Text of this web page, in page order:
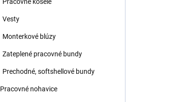
Vesty
Monterkové blúzy
Zateplené pracovné bundy
Prechodné, softshellové bundy
Pracovné nohavice